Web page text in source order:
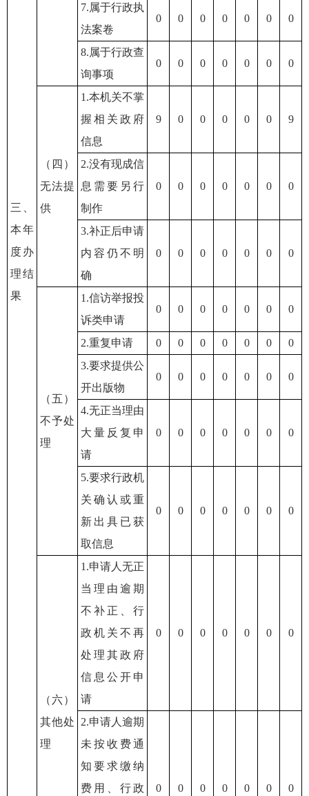
三、
本年
度办
理结
果
7.属于行政执
法案卷
0 0 0 0 0 0 0
8.属于行政查
询事项
0 0 0 0 0 0 0
（四）
无法提
供
1.本机关不掌
握相关政府
信息
9 0 0 0 0 0 9
2.没有现成信
息需要另行
制作
0 0 0 0 0 0 0
3.补正后申请
内容仍不明
确
0 0 0 0 0 0 0
（五）
不予处
理
1.信访举报投
诉类申请
0 0 0 0 0 0 0
2.重复申请 0 0 0 0 0 0
0
3.要求提供公
开出版物
0 0 0 0 0 0 0
4.无正当理由
大量反复申
请
0 0 0 0 0 0 0
5.要求行政机
关确认或重
新出具已获
取信息
0 0 0 0 0 0 0
（六）
其他处
理
1.申请人无正
当理由逾期
不补正、行
政机关不再
处理其政府
信息公开申
请
0 0 0 0 0 0 0
2.申请人逾期
未按收费通
知要求缴纳
费用、行政
0 0 0 0 0 0 0